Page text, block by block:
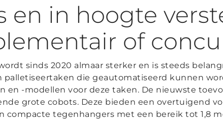
en in hoogte
of
sinds 2020 almaar sterker en is steeds
palletiseertaken die geautomatiseerd kunnen
en -modellen voor deze taken. De nieuwste
grote cobots. Deze bieden een overtuigend
compacte tegenhangers met een bereik tot 1,8